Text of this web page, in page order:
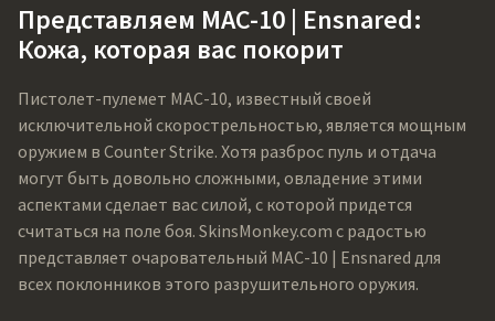
Представляем MAC-10 | Ensnared:
Кожа, которая вас покорит
Пистолет-пулемет MAC-10, известный своей
исключительной скорострельностью, является мощным
оружием в Counter Strike. Хотя разброс пуль и отдача
могут быть довольно сложными, овладение этими
аспектами сделает вас силой, с которой придется
считаться на поле боя. SkinsMonkey.com с радостью
представляет очаровательный MAC-10 | Ensnared для
всех поклонников этого разрушительного оружия.